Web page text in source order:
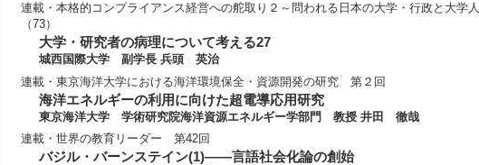
連載・本格的コンプライアンス経営への舵取り２～問われる日本の大学・行政と大学人
（73）
大学・研究者の病理について考える27
城西国際大学 副学長 兵頭 英治
連載・東京海洋大学における海洋環境保全・資源開発の研究 第２回
海洋エネルギーの利用に向けた超電導応用研究
東京海洋大学 学術研究院海洋資源エネルギー学部門 教授 井田 徹哉
連載・世界の教育リーダー 第42回
バジル・バーンステイン(1)――言語社会化論の創始